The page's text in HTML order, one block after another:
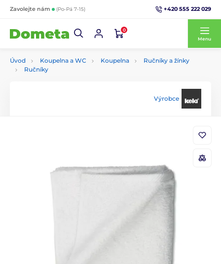
Zavolejte nám (Po-Pá 7-15) +420 555 222 029
0
Menu
Úvod Koupelna a WC Koupelna
Ručníky a žínky
Ručníky
Výrobce